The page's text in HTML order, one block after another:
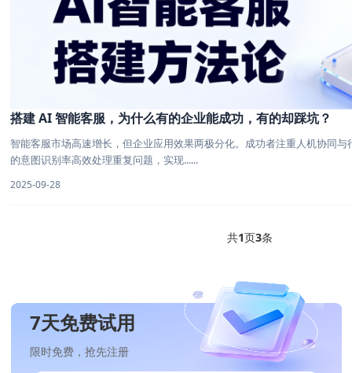
搭建 AI 智能客服，为什么有的企业能成功，有的却踩坑？
智能客服市场高速增长，但企业应用效果两极分化。成功者注重人机协同
的意图识别率高效处理重复问题，实现......
2025-09-28
共1页3条
7天免费试用
限时免费，抢先注册